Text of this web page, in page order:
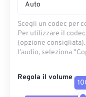
Auto
Scegli un codec per
Per utilizzare il
(opzione
l'audio, seleziona
Regola il volume